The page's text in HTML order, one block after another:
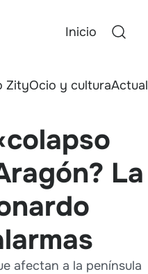
Inicio
ZityOcio y cultura
La
afectan a la península